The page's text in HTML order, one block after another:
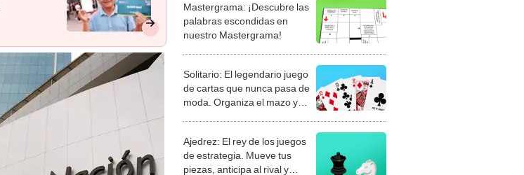
Mastergrama: ¡Descubre las
palabras escondidas en
nuestro Mastergrama!
Solitario: El legendario juego
de cartas que nunca pasa de
moda. Organiza el mazo y
Ajedrez: El rey de los juegos
de estrategia. Mueve tus
piezas, anticipa al rival y